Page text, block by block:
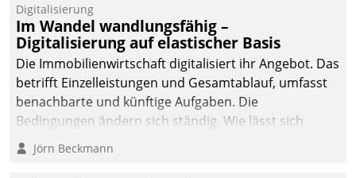
Digitalisierung
Im Wandel wandlungsfähig –
Digitalisierung auf elastischer Basis
Die Immobilienwirtschaft digitalisiert ihr Angebot. Das
betrifft Einzelleistungen und Gesamtablauf, umfasst
benachbarte und künftige Aufgaben. Die
Bedingungen ändern sich ständig. Wie lässt sich
technisch die Kontrolle wahren und zugleich Freiraum
fürs Wachsen öffnen?
Jörn Beckmann